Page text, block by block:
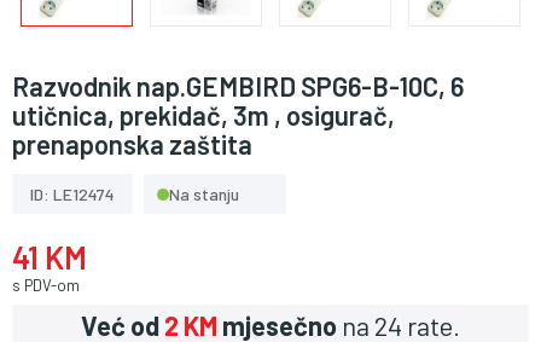
Razvodnik nap.GEMBIRD SPG6-B-10C, 6
utičnica, prekidač, 3m , osigurač,
prenaponska zaštita
ID: LE12474 Na stanju
41 KM
s PDV-om
Već od2 KM mjesečno na 24 rate.